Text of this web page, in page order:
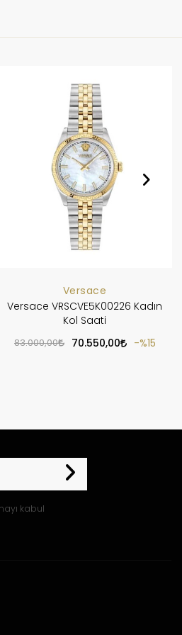
Versace
Versace VRSCVE5K00226 Kadın
Kol Saati
83.000,00 70.550,00 %15
kabul